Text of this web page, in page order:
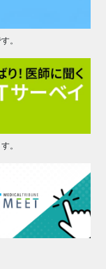
。
。